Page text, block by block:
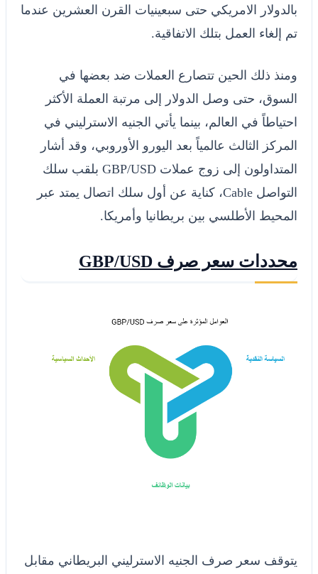
بالدولار الامريكي حتى سبعينيات القرن العشرين عندما
تم إلغاء العمل بتلك الاتفاقية.
ومنذ ذلك الحين تتصارع العملات ضد بعضها في
السوق، حتى وصل الدولار إلى مرتبة العملة الأكثر
احتياطاً في العالم، بينما يأتي الجنيه الاسترليني في
المركز الثالث عالمياً بعد اليورو الأوروبي، وقد أشار
المتداولون إلى زوج عملات GBP/USD بلقب سلك
التواصل Cable، كناية عن أول سلك اتصال يمتد عبر
المحيط الأطلسي بين بريطانيا وأمريكا.
محددات سعر صرف GBP/USD
يتوقف سعر صرف الجنيه الاسترليني البريطاني مقابل